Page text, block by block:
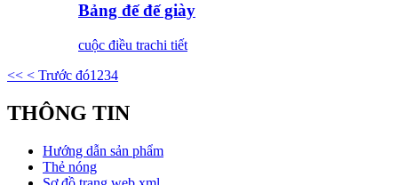
Bảng đế đế giày
cuộc điều trachi tiết
<< < Trước đó1 234
THÔNG TIN
Hướng dẫn sản phẩm
Thẻ nóng